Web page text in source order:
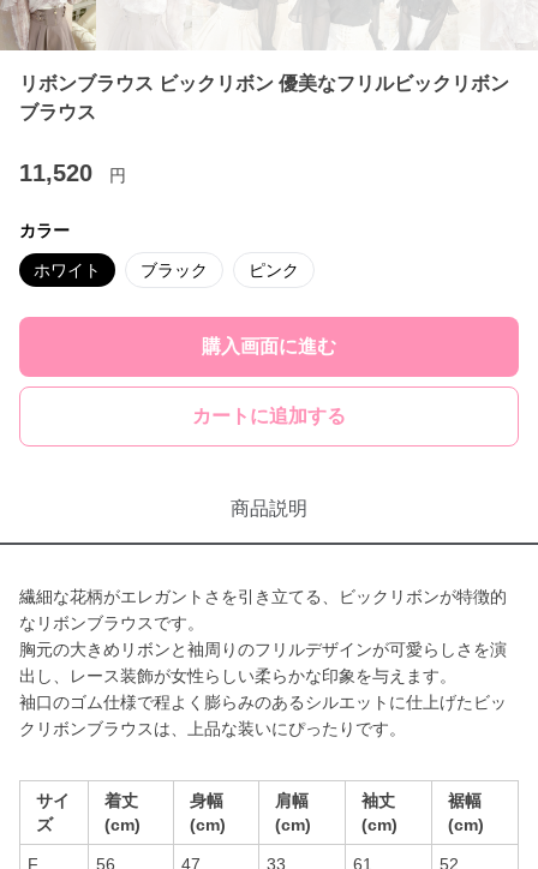
リボンブラウス ビックリボン 優美なフリルビックリボン
ブラウス
11,520 円
カラー
ホワイト ブラック ピンク
購入画面に進む
カートに追加する
商品説明
繊細な花柄がエレガントさを引き立てる、ビックリボンが特徴的
なリボンブラウスです。
胸元の大きめリボンと袖周りのフリルデザインが可愛らしさを演
出し、レース装飾が女性らしい柔らかな印象を与えます。
袖口のゴム仕様で程よく膨らみのあるシルエットに仕上げたビッ
クリボンブラウスは、上品な装いにぴったりです。
サイ
ズ
着丈
(cm)
身幅
(cm)
肩幅
(cm)
袖丈
(cm)
裾幅
(cm)
F 56 47 33 61 52